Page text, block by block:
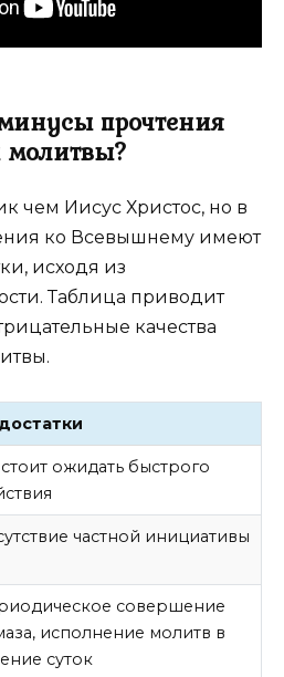
прочтения
чем Иисус Христос, но в
ко Всевышнему имеют
исходя из
Таблица приводит
качества
ожидать быстрого
частной инициативы
совершение
исполнение молитв в
суток